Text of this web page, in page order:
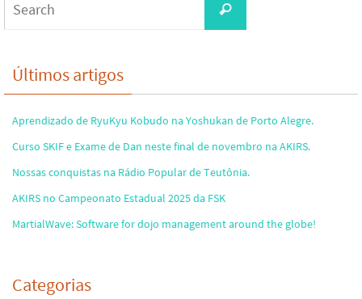
Search
Últimos artigos
Aprendizado de RyuKyu Kobudo na Yoshukan de Porto Alegre.
Curso SKIF e Exame de Dan neste final de novembro na AKIRS.
Nossas conquistas na Rádio Popular de Teutônia.
AKIRS no Campeonato Estadual 2025 da FSK
MartialWave: Software for dojo management around the globe!
Categorias